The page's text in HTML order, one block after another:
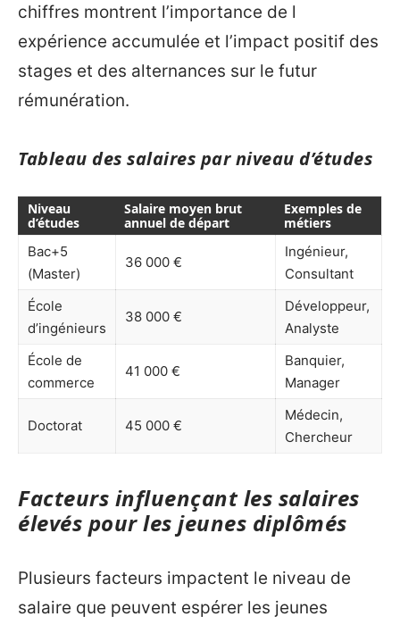
chiffres montrent l’importance de l
expérience accumulée et l’impact positif des
stages et des alternances sur le futur
rémunération.
Tableau des salaires par niveau d’études
Niveau
d’études
Salaire moyen brut
annuel de départ
Exemples de
métiers
Bac+5
(Master)
36 000 €
Ingénieur,
Consultant
École
d’ingénieurs
38 000 €
Développeur,
Analyste
École de
commerce
41 000 €
Banquier,
Manager
Doctorat 45 000 €
Médecin,
Chercheur
Facteurs influençant les salaires
élevés pour les jeunes diplômés
Plusieurs facteurs impactent le niveau de
salaire que peuvent espérer les jeunes